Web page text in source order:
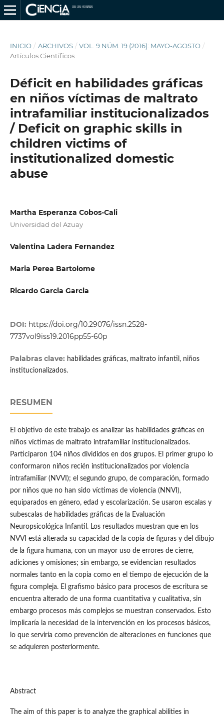
INICIO / ARCHIVOS / VOL. 9 NÚM. 19 (2016): MAYO-AGOSTO /
Artículos Científicos
Déficit en habilidades gráficas
en niños víctimas de maltrato
intrafamiliar institucionalizados
/ Deficit on graphic skills in
children victims of
institutionalized domestic
abuse
Martha Esperanza Cobos-Cali
Universidad del Azuay
Valentina Ladera Fernandez
Maria Perea Bartolome
Ricardo Garcia Garcia
DOI: https://doi.org/10.29076/issn.2528-
7737vol9iss19.2016pp55-60p
Palabras clave: habilidades gráficas, maltrato infantil, niños
institucionalizados.
RESUMEN
El objetivo de este trabajo es analizar las habilidades gráficas en
niños víctimas de maltrato intrafamiliar institucionalizados.
Participaron 104 niños divididos en dos grupos. El primer grupo lo
conformaron niños recién institucionalizados por violencia
intrafamiliar (NVVI); el segundo grupo, de comparación, formado
por niños que no han sido víctimas de violencia (NNVI),
equiparados en género, edad y escolarización. Se usaron escalas y
subescalas de habilidades gráficas de la Evaluación
Neuropsicológica Infantil. Los resultados muestran que en los
NVVI está alterada su capacidad de la copia de figuras y del dibujo
de la figura humana, con un mayor uso de errores de cierre,
adiciones y omisiones; sin embargo, se evidencian resultados
normales tanto en la copia como en el tiempo de ejecución de la
figura compleja. El grafismo básico para procesos de escritura se
encuentra alterado de una forma cuantitativa y cualitativa, sin
embargo procesos más complejos se muestran conservados. Esto
implicaría la necesidad de la intervención en los procesos básicos,
lo que serviría como prevención de alteraciones en funciones que
se adquieren posteriormente.
Abstract
The aim of this paper is to analyze the graphical abilities in